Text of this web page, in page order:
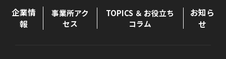
企業情
報
事業所アク
セス
TOPICS ＆ お役立ち
コラム
お知ら
せ